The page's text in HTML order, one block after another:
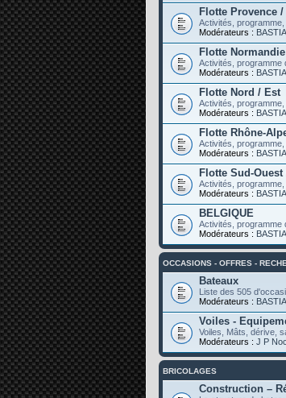
Flotte Provence
Activités,
Modérateurs :
Flotte
Activités, programme
Modérateurs :
Flotte Nord / Est
Activités,
Modérateurs :
Flotte Rhône-
Activités,
Modérateurs :
Flotte Sud-
Activités,
Modérateurs :
BELGIQUE
Activités, programme
Modérateurs :
OCCASIONS - OFFRES -
Bateaux
Liste des 505
Modérateurs :
Voiles -
Voiles, Mâts, dérive,
Modérateurs : J P
BRICOLAGES
Construction –